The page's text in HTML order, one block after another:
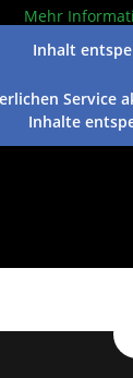
Mehr
Inhalt
Service
Inhalte
|